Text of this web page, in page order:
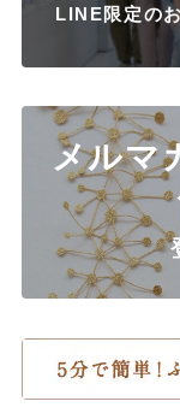
LINE限定の
メルマ